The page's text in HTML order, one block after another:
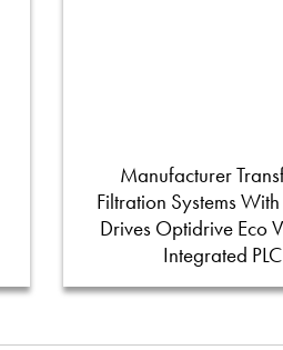
Manufacturer
Filtration Systems
Drives Optidrive Eco
Integrated PLC